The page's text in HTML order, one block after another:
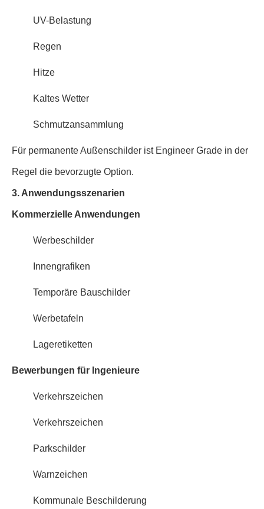
UV-Belastung
Regen
Hitze
Kaltes Wetter
Schmutzansammlung
Für permanente Außenschilder ist Engineer Grade in der
Regel die bevorzugte Option.
3. Anwendungsszenarien
Kommerzielle Anwendungen
Werbeschilder
Innengrafiken
Temporäre Bauschilder
Werbetafeln
Lageretiketten
Bewerbungen für Ingenieure
Verkehrszeichen
Verkehrszeichen
Parkschilder
Warnzeichen
Kommunale Beschilderung